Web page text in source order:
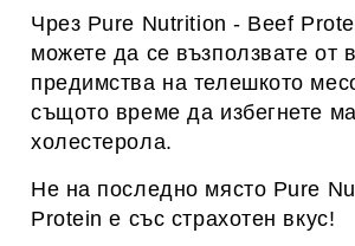
Чрез Pure Nutrition - Beef
можете да се възползвате от
предимства на телешкото
същото време да избегнете
холестерола.
Не на последно място Pure
Protein е със страхотен вкус!